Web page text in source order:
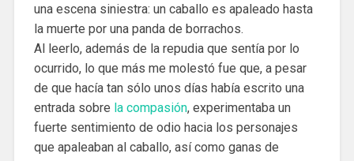
una escena siniestra: un caballo es apaleado hasta
la muerte por una panda de borrachos.
Al leerlo, además de la repudia que sentía por lo
ocurrido, lo que más me molestó fue que, a pesar
de que hacía tan sólo unos días había escrito una
entrada sobre la compasión, experimentaba un
fuerte sentimiento de odio hacia los personajes
que apaleaban al caballo, así como ganas de